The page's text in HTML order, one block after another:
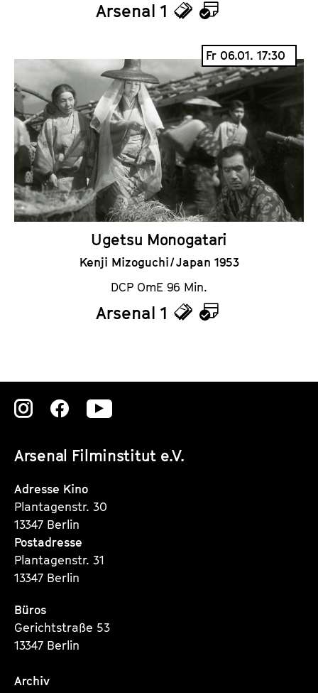
Arsenal 1
T
k
e
t
s
K
a
l
e
n
d
e
r
Fr 06.01. 17:30
Ugetsu Monogatari
Kenji Mizoguchi / Japan 1953
DCP OmE 96 Min.
Arsenal 1
T
K
Arsenal Filminstitut e.V.
Zu
Instagram
Seite
Zu
Instagram
Seite
Zu
Instagram
Adresse Kino
Plantagenstr. 30
13347 Berlin
Postadresse
Plantagenstr. 31
13347 Berlin
Büros
Gerichtstraße 53
13347 Berlin
Archiv